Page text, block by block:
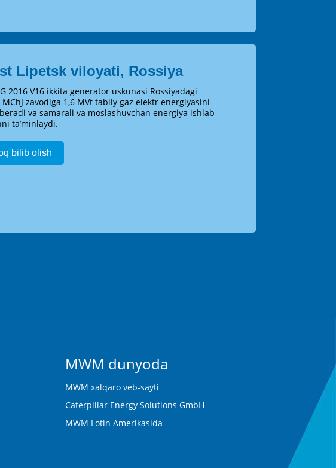
Lipetsk viloyati, Rossiya
2016 V16 ikkita generator uskunasi Rossiyadagi
MChJ zavodiga 1,6 MVt tabiiy gaz elektr energiyasini
va samarali va moslashuvchan energiya ishlab
ta’minlaydi.
bilib olish
MWM dunyoda
MWM xalqaro veb-sayti
Caterpillar Energy Solutions GmbH
MWM Lotin Amerikasida